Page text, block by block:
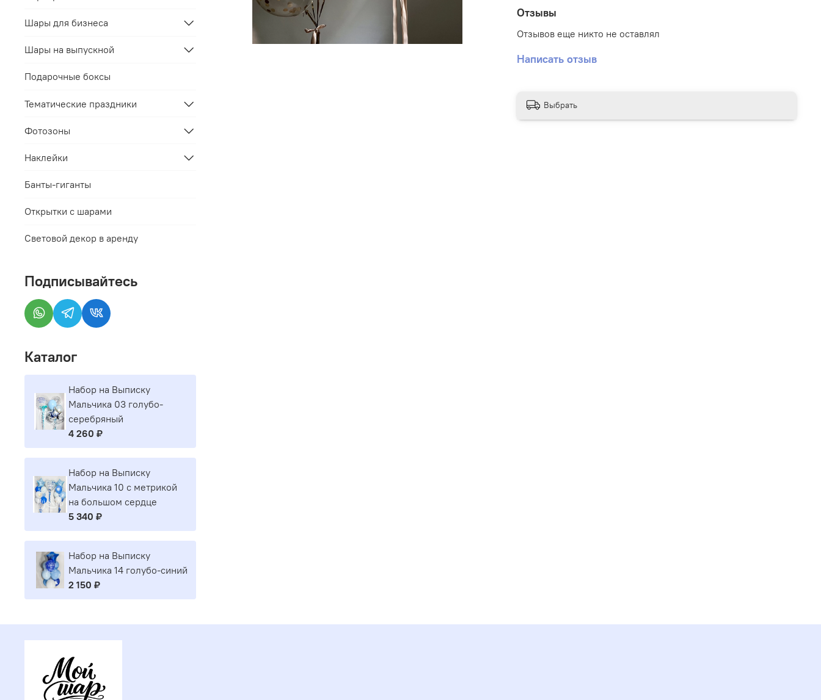
Отзывы
Отзывов еще никто не оставлял
Написать отзыв
Выбрать
Шары для бизнеса
Шары на выпускной
Подарочные боксы
Тематические праздники
Фотозоны
Наклейки
Банты-гиганты
Открытки с шарами
Световой декор в аренду
Подписывайтесь
Каталог
Набор на Выписку
Мальчика 03 голубо-
серебряный
4 260 ₽
Набор на Выписку
Мальчика 10 с метрикой
на большом сердце
5 340 ₽
Набор на Выписку
Мальчика 14 голубо-синий
2 150 ₽